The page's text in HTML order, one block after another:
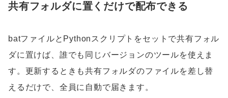
共有フォルダに置くだけで配布できる
batファイルとPythonスクリプトをセットで共有フォル
ダに置けば、誰でも同じバージョンのツールを使えま
す。更新するときも共有フォルダのファイルを差し替
えるだけで、全員に自動で届きます。